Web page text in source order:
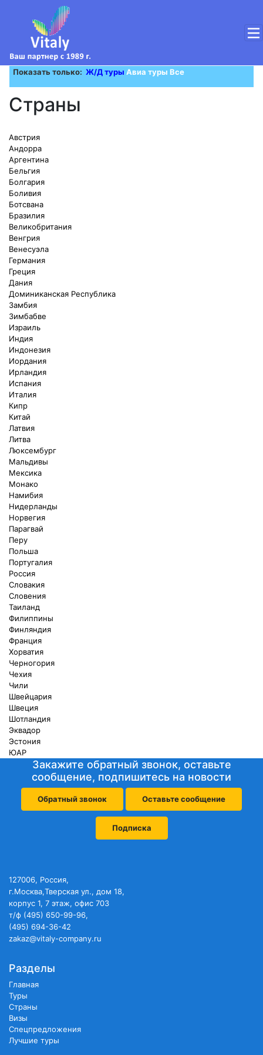
Cтраны
Австрия
Андорра
Аргентина
Бельгия
Болгария
Боливия
Ботсвана
Бразилия
Великобритания
Венгрия
Венесуэла
Германия
Греция
Дания
Доминиканская Республика
Замбия
Зимбабве
Израиль
Индия
Индонезия
Иордания
Ирландия
Испания
Италия
Кипр
Китай
Латвия
Литва
Люксембург
Мальдивы
Мексика
Монако
Намибия
Нидерланды
Норвегия
Парагвай
Перу
Польша
Португалия
Россия
Словакия
Словения
Таиланд
Филиппины
Финляндия
Франция
Хорватия
Черногория
Чехия
Чили
Швейцария
Швеция
Шотландия
Эквадор
Эстония
ЮАР
Показать только: Ж/Д туры Авиа туры Все
Закажите обратный звонок, оставьте
сообщение, подпишитесь на новости
Обратный звонок Оставьте сообщение
Подписка
127006, Россия,
г.Москва,Тверская ул., дом 18,
корпус 1, 7 этаж, офис 703
т/ф (495) 650-99-96,
(495) 694-36-42
zakaz@vitaly-company.ru
Разделы
Главная
Туры
Страны
Визы
Спецпредложения
Лучшие туры